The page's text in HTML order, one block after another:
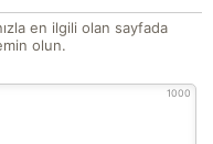
en ilgili olan sayfada
olun.
1000